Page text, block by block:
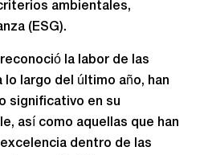
ambientales,
(ESG).
la labor de las
lo largo del último año, han
significativo en su
así como aquellas que han
dentro de las